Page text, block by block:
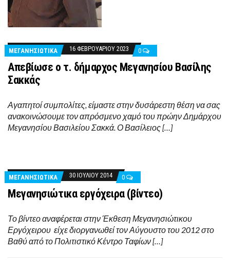
ΜΕΓΑΝΗΣΙΩΤΙΚΑ 16 ΦΕΒΡΟΥΑΡΊΟΥ 2023 0
Απεβίωσε ο τ. δήμαρχος Μεγανησίου Βασίλης
Σακκάς
Αγαπητοί συμπολίτες, είμαστε στην δυσάρεστη θέση να σας
ανακοινώσουμε τον απρόσμενο χαμό του πρώην Δημάρχου
Μεγανησίου Βασιλείου Σακκά. Ο Βασίλειος […]
ΜΕΓΑΝΗΣΙΩΤΙΚΑ 30 ΙΟΥΛΊΟΥ 2014 0
Μεγανησιώτικα εργόχειρα (βίντεο)
Το βίντεο αναφέρεται στην Έκθεση Μεγανησιώτικου
Εργόχειρου είχε διοργανωθεί τον Αύγουστο του 2012 στο
Βαθύ από το Πολιτιστικό Κέντρο Ταφίων […]